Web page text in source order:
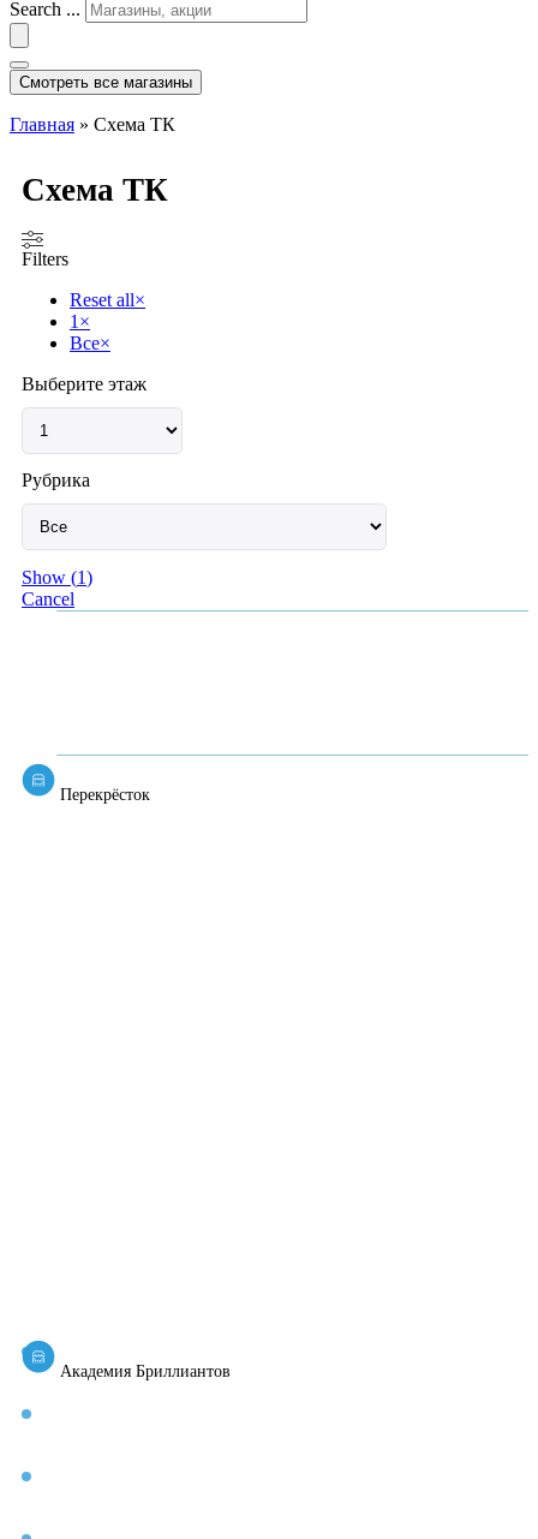
Search ...
Смотреть все магазины
Главная » Схема ТК
Схема ТК
Filters
Reset all×
1 ×
Все×
Выберите этаж
Рубрика
Show (1)
Cancel
Перекрёсток
Академия Бриллиантов